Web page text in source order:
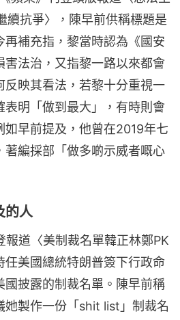
續抗爭〉，陳早前供稱標題是
補充指，黎當時認為《國安
害法治，又指黎一路以來都會
反映其看法，若黎十分重視一
表明「做到最大」，有時則會
如早前提及，他曾在2019年七
著編採部「做多啲示威者嘅心
的人
報道〈美制裁名單韓正林鄭PK
任美國總統特朗普簽下行政命
國披露的制裁名單。陳早前稱
她製作一份「shit list」制裁名